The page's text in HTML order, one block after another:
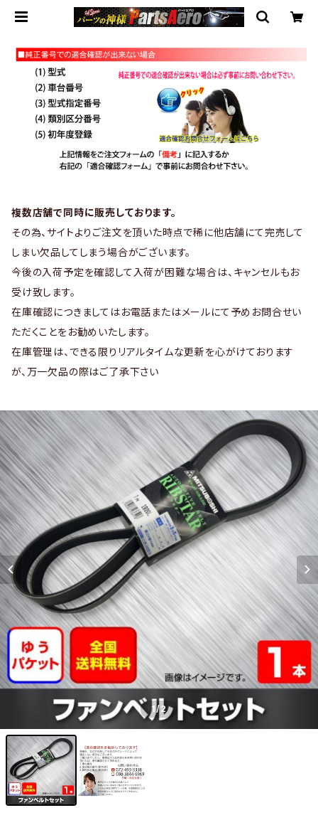
複数店舗で同時に販売しております。
その為、サイトよりご注文を頂いた時点で稀に他店舗にて完売して
しまい欠品してしまう場合がございます。
今後の入荷予定を確認して入荷が困難な場合は、キャンセルもお
受け致します。
在庫確認につきましてはお電話またはメールにて予めお問合せい
ただくことをお勧めいたします。
在庫管理は、できる限りリアルタイムな更新を心がけております
が、万一欠品の際はご了承下さい
1/2